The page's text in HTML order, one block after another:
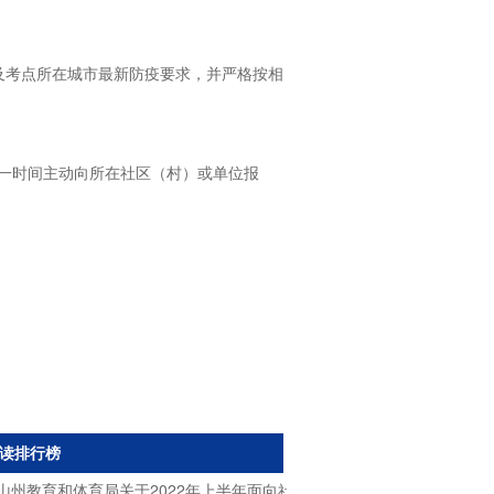
点所在城市最新防疫要求，并严格按相
时间主动向所在社区（村）或单位报
排行榜
州教育和体育局关于2022年上半年面向社会公开考试招聘中小学教师